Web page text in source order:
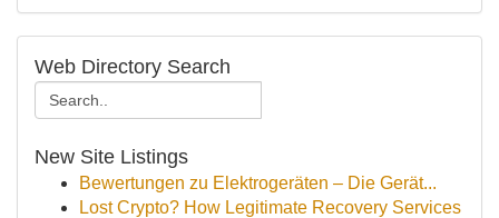
Web Directory Search
New Site Listings
Bewertungen zu Elektrogeräten – Die Gerät...
Lost Crypto? How Legitimate Recovery Services